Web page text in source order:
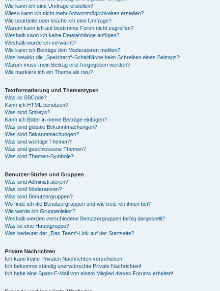
Wie kann ich eine Umfrage erstellen?
Wieso kann ich nicht mehr Antwortmöglichkeiten erstellen?
Wie bearbeite oder lösche ich eine Umfrage?
Warum kann ich auf bestimmte Foren nicht zugreifen?
Weshalb kann ich keine Dateianhänge anfügen?
Weshalb wurde ich verwarnt?
Wie kann ich Beiträge den Moderatoren melden?
Was bewirkt die „Speichern“-Schaltfläche beim Schreiben eines Beitrags?
Warum muss mein Beitrag erst freigegeben werden?
Wie markiere ich ein Thema als neu?
Textformatierung und Thementypen
Was ist BBCode?
Kann ich HTML benutzen?
Was sind Smileys?
Kann ich Bilder in meine Beiträge einfügen?
Was sind globale Bekanntmachungen?
Was sind Bekanntmachungen?
Was sind wichtige Themen?
Was sind geschlossene Themen?
Was sind Themen-Symbole?
Benutzer-Stufen und Gruppen
Was sind Administratoren?
Was sind Moderatoren?
Was sind Benutzergruppen?
Wo finde ich die Benutzergruppen und wie trete ich ihnen bei?
Wie werde ich Gruppenleiter?
Weshalb werden verschiedene Benutzergruppen farbig dargestellt?
Was ist eine Hauptgruppe?
Was bedeutet der „Das Team“-Link auf der Startseite?
Private Nachrichten
Ich kann keine Privaten Nachrichten verschicken!
Ich bekomme ständig unerwünschte Private Nachrichten!
Ich habe eine Spam-E-Mail von einem Mitglied dieses Forums erhalten!